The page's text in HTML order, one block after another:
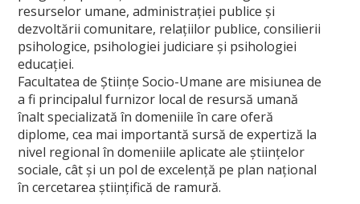
Secretariat și administrativ
Alegeri academice
Hotărâri CF_FSSU
Centru Universitar pentru Acces, Diversitate și Incluziune
DEPARTAMENTE
Psihologie
resurselor umane, administraţiei publice şi
dezvoltării comunitare, relaţiilor publice, consilierii
psihologice, psihologiei judiciare şi psihologiei
educaţiei.
Facultatea de Ştiinţe Socio-Umane are misiunea de
a fi principalul furnizor local de resursă umană
înalt specializată în domeniile în care oferă
diplome, cea mai importantă sursă de expertiză la
nivel regional în domeniile aplicate ale ştiinţelor
sociale, cât şi un pol de excelenţă pe plan naţional
în cercetarea ştiinţifică de ramură.